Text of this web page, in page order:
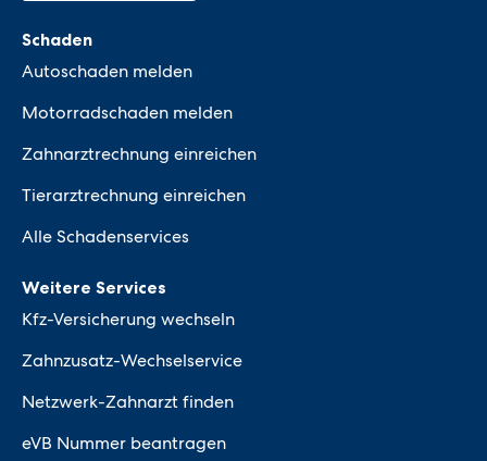
Schaden
Autoschaden melden
Motorradschaden melden
Zahnarztrechnung einreichen
Tierarztrechnung einreichen
Alle Schadenservices
Weitere Services
Kfz-Versicherung wechseln
Zahnzusatz-Wechselservice
Netzwerk-Zahnarzt finden
eVB Nummer beantragen